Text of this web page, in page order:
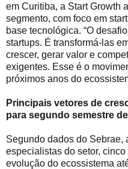
em Curitiba, a Start Growth
segmento, com foco em
base tecnológica. “O
startups. É transformá-las
crescer, gerar valor e
exigentes. Esse é o
próximos anos do
Principais vetores de
para segundo semestre
Segundo dados do Sebrae,
especialistas do setor,
evolução do ecossistema